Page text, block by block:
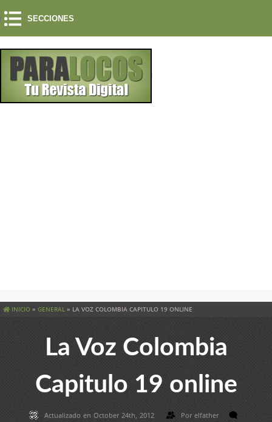
SECCIONES
INICIO » GENERAL » LA VOZ COLOMBIA CAPITULO 19 ONLINE
La Voz Colombia
Capitulo 19 online
Actualizado en October 24th, 2012 Porelfather